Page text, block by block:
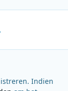
Indien